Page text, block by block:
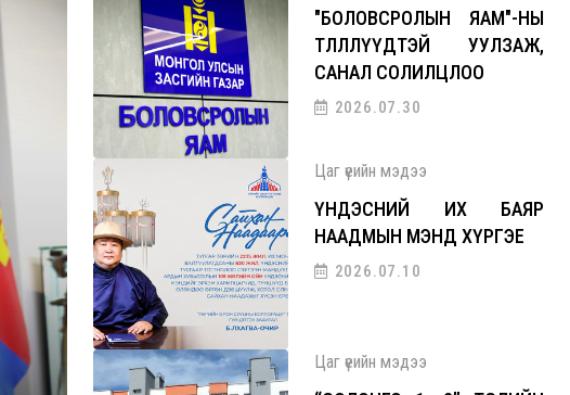
"БОЛОВСРОЛЫН ЯАМ"-НЫ
ТӨЛӨӨЛЛҮҮДТЭЙ УУЛЗАЖ,
САНАЛ СОЛИЛЦЛОО
2026.07.30
Цаг үеийн мэдээ
ҮНДЭСНИЙ ИХ БАЯР
НААДМЫН МЭНД ХҮРГЭЕ
2026.07.10
Цаг үеийн мэдээ